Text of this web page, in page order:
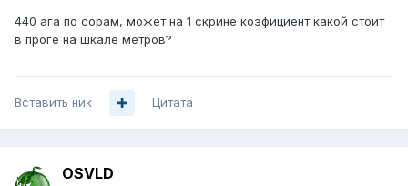
440 ага по сорам, может на 1 скрине коэфициент какой стоит
в проге на шкале метров?
Вставить ник Цитата
OSVLD